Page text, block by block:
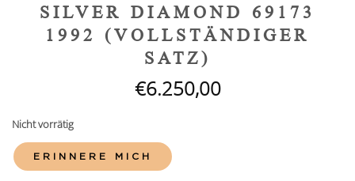
SILVER DIAMOND 69173
1992 (VOLLSTÄNDIGER
SATZ)
€6.250,00
Nicht vorrätig
ERINNERE MICH